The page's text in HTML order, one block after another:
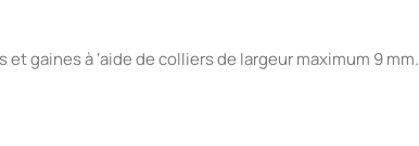
gaines à ‘aide de colliers de largeur maximum 9 mm.